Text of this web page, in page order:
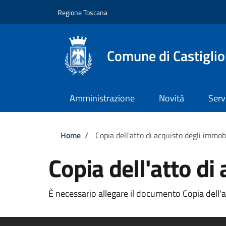
Regione Toscana
Comune di
Amministrazione Novità
Briciole di pane
Home / Copia dell'atto di acquisto degli
Copia dell'atto
È necessario allegare il documento Copia